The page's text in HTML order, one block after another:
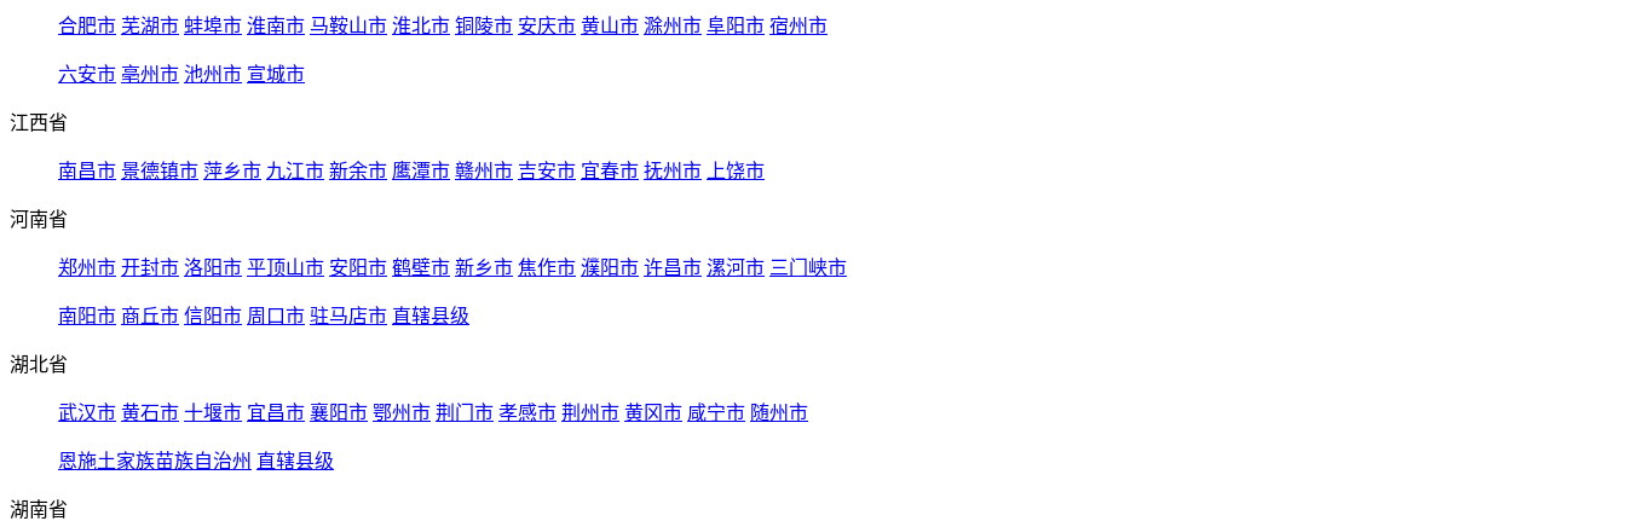
合肥市 芜湖市 蚌埠市 淮南市 马鞍山市 淮北市 铜陵市 安庆市 黄山市 滁州市 阜阳市 宿州市
六安市 亳州市 池州市 宣城市
江西省
南昌市 景德镇市 萍乡市 九江市 新余市 鹰潭市 赣州市 吉安市 宜春市 抚州市 上饶市
河南省
郑州市 开封市 洛阳市 平顶山市 安阳市 鹤壁市 新乡市 焦作市 濮阳市 许昌市 漯河市 三门峡市
南阳市 商丘市 信阳市 周口市 驻马店市 直辖县级
湖北省
武汉市 黄石市 十堰市 宜昌市 襄阳市 鄂州市 荆门市 孝感市 荆州市 黄冈市 咸宁市 随州市
恩施土家族苗族自治州 直辖县级
湖南省